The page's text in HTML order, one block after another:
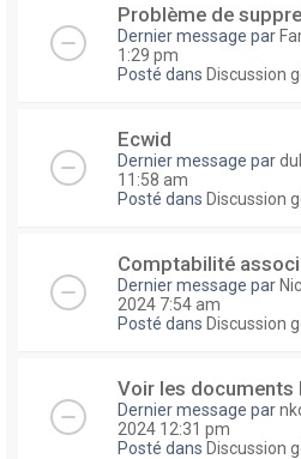
Problème de
Dernier message par
1:29 pm
Posté dans Discussion
Ecwid
Dernier message par
11:58 am
Posté dans Discussion
Comptabilité
Dernier message par
2024 7:54 am
Posté dans Discussion
Voir les documents
Dernier message par
2024 12:31 pm
Posté dans Discussion